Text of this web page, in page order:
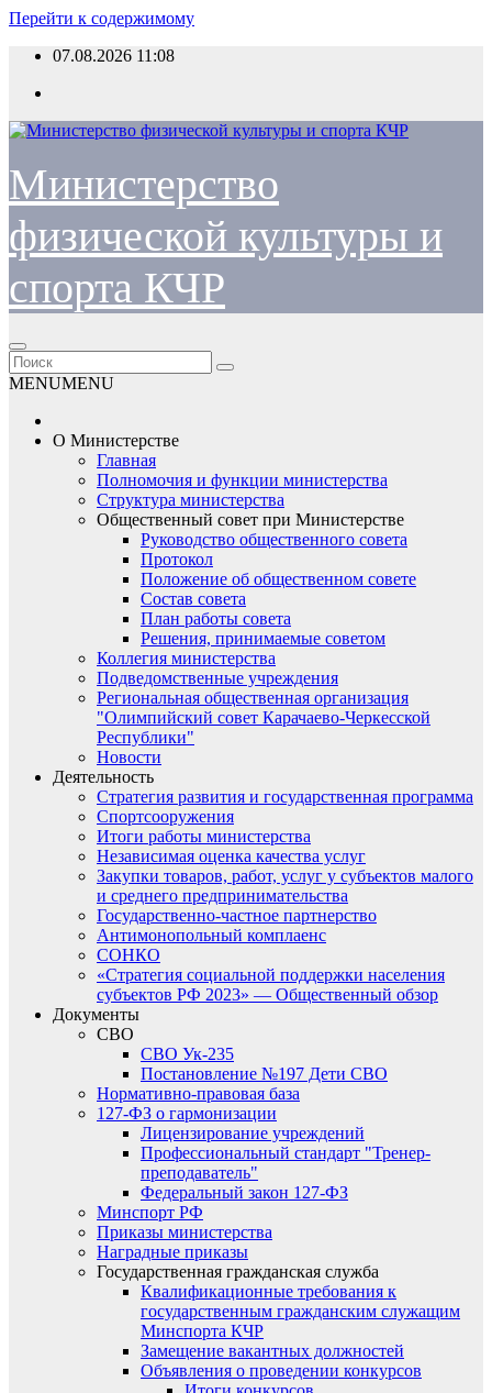
Перейти к содержимому
07.08.2026 11:08
Министерство
физической культуры и
спорта КЧР
MENUMENU
О Министерстве
Главная
Полномочия и функции министерства
Структура министерства
Общественный совет при Министерстве
Руководство общественного совета
Протокол
Положение об общественном совете
Состав совета
План работы совета
Решения, принимаемые советом
Коллегия министерства
Подведомственные учреждения
Региональная общественная организация
"Олимпийский совет Карачаево-Черкесской
Республики"
Новости
Деятельность
Стратегия развития и государственная программа
Спортсооружения
Итоги работы министерства
Независимая оценка качества услуг
Закупки товаров, работ, услуг у субъектов малого
и среднего предпринимательства
Государственно-частное партнерство
Антимонопольный комплаенс
СОНКО
«Стратегия социальной поддержки населения
субъектов РФ 2023» — Общественный обзор
Документы
СВО
СВО Ук-235
Постановление №197 Дети СВО
Нормативно-правовая база
127-ФЗ о гармонизации
Лицензирование учреждений
Профессиональный стандарт "Тренер-
преподаватель"
Федеральный закон 127-ФЗ
Минспорт РФ
Приказы министерства
Наградные приказы
Государственная гражданская служба
Квалификационные требования к
государственным гражданским служащим
Минспорта КЧР
Замещение вакантных должностей
Объявления о проведении конкурсов